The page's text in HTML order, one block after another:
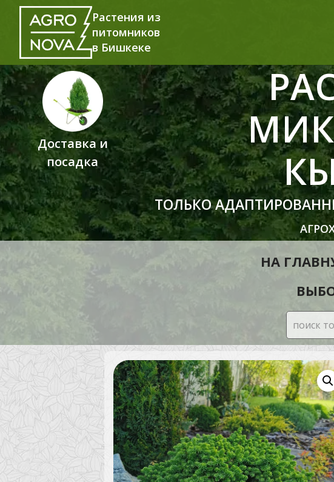
Растения из
питомников
в Бишкеке
Доставка и
посадка
ТОЛЬКО
НА